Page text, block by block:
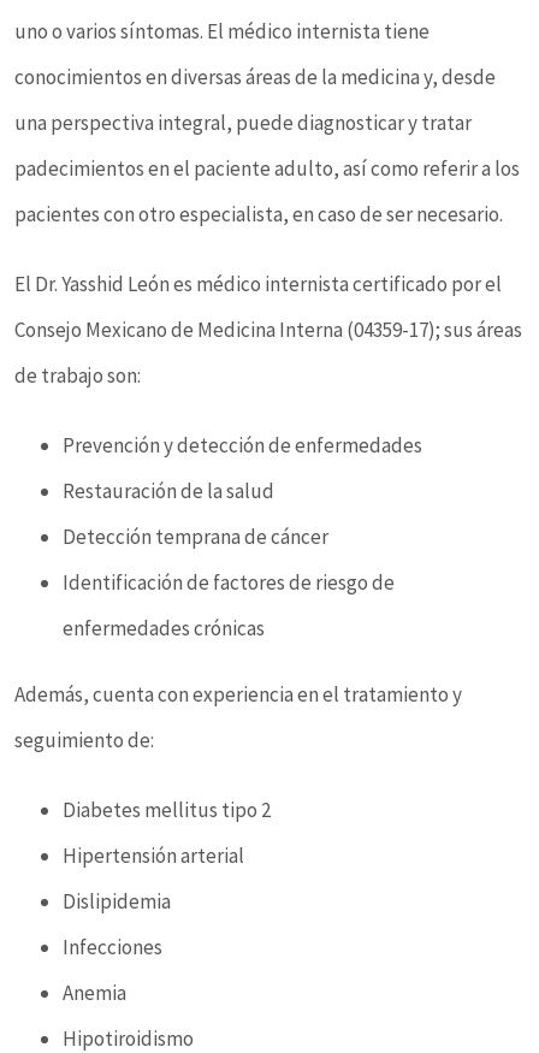
uno o varios síntomas. El médico internista tiene
conocimientos en diversas áreas de la medicina y, desde
una perspectiva integral, puede diagnosticar y tratar
padecimientos en el paciente adulto, así como referir a los
pacientes con otro especialista, en caso de ser necesario.
El Dr. Yasshid León es médico internista certificado por el
Consejo Mexicano de Medicina Interna (04359-17); sus áreas
de trabajo son:
Prevención y detección de enfermedades
Restauración de la salud
Detección temprana de cáncer
Identificación de factores de riesgo de
enfermedades crónicas
Además, cuenta con experiencia en el tratamiento y
seguimiento de:
Diabetes mellitus tipo 2
Hipertensión arterial
Dislipidemia
Infecciones
Anemia
Hipotiroidismo